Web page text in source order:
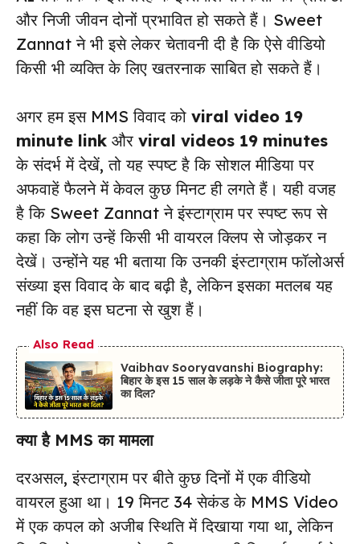
और निजी जीवन दोनों प्रभावित हो सकते हैं। Sweet
Zannat ने भी इसे लेकर चेतावनी दी है कि ऐसे वीडियो
किसी भी व्यक्ति के लिए खतरनाक साबित हो सकते हैं।
अगर हम इस MMS विवाद को viral video 19
minute link और viral videos 19 minutes
के संदर्भ में देखें, तो यह स्पष्ट है कि सोशल मीडिया पर
अफवाहें फैलने में केवल कुछ मिनट ही लगते हैं। यही वजह
है कि Sweet Zannat ने इंस्टाग्राम पर स्पष्ट रूप से
कहा कि लोग उन्हें किसी भी वायरल क्लिप से जोड़कर न
देखें। उन्होंने यह भी बताया कि उनकी इंस्टाग्राम फॉलोअर्स
संख्या इस विवाद के बाद बढ़ी है, लेकिन इसका मतलब यह
नहीं कि वह इस घटना से खुश हैं।
Also Read
Vaibhav Sooryavanshi Biography:
बिहार के इस 15 साल के लड़के ने कैसे जीता पूरे भारत
का दिल?
क्या है MMS का मामला
दरअसल, इंस्टाग्राम पर बीते कुछ दिनों में एक वीडियो
वायरल हुआ था। 19 मिनट 34 सेकंड के MMS Video
में एक कपल को अजीब स्थिति में दिखाया गया था, लेकिन